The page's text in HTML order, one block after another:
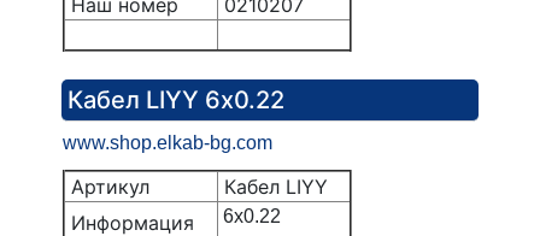
Кабел LIYY 6х0.22
www.shop.elkab-bg.com
Артикул
Кабел LIYY
Информация
6х0.22